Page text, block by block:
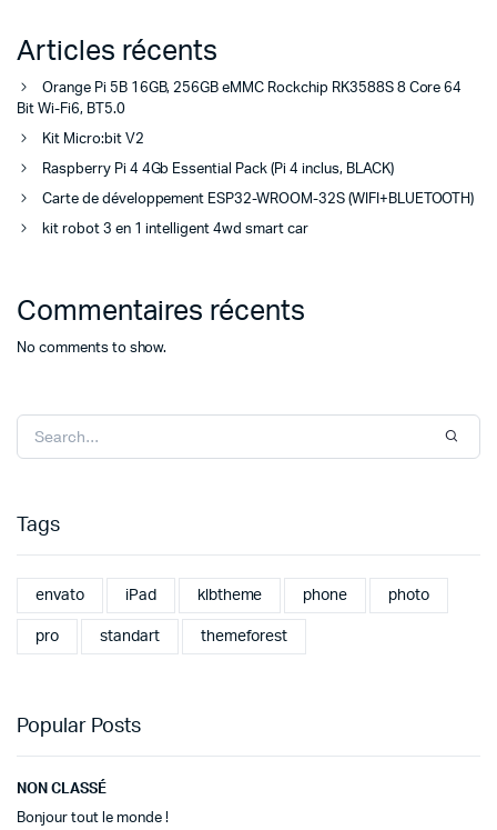
Articles récents
Orange Pi 5B 16GB, 256GB eMMC Rockchip RK3588S 8 Core 64
Bit Wi-Fi6, BT5.0
Kit Micro:bit V2
Raspberry Pi 4 4Gb Essential Pack (Pi 4 inclus, BLACK)
Carte de développement ESP32-WROOM-32S (WIFI+BLUETOOTH)
kit robot 3 en 1 intelligent 4wd smart car
Commentaires récents
No comments to show.
Tags
envato iPad klbtheme phone photo
pro standart themeforest
Popular Posts
NON CLASSÉ
Bonjour tout le monde !